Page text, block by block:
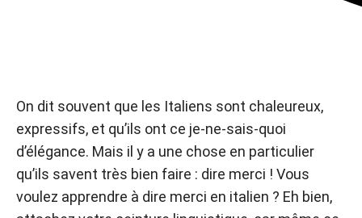
On dit souvent que les Italiens sont chaleureux,
expressifs, et qu’ils ont ce je-ne-sais-quoi
d’élégance. Mais il y a une chose en particulier
qu’ils savent très bien faire : dire merci ! Vous
voulez apprendre à dire merci en italien ? Eh bien,